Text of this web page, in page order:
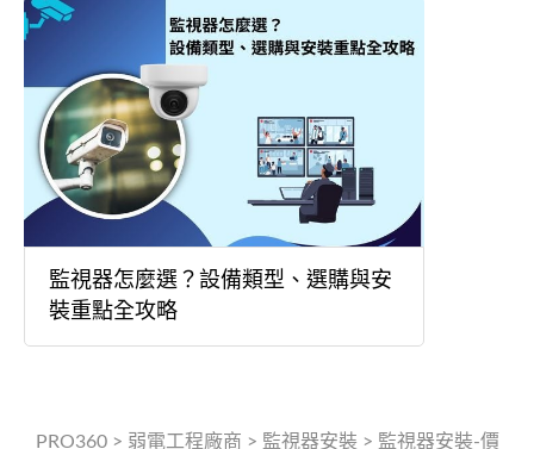
監視器怎麼選？設備類型、選購與安
裝重點全攻略
PRO360 > 弱電工程廠商 > 監視器安裝 > 監視器安裝-價